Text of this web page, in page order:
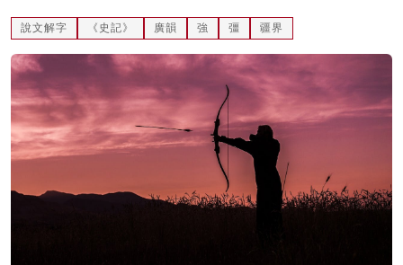
關於我們
說文解字 《史記》 廣韻 強 彊 疆界